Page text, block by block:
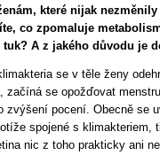
které nijak
co zpomaluje
A z jakého důvodu je
se v těle ženy
začíná se opožďovat
zvýšení pocení. Obecně se
spojené s klimakteriem,
nic z toho prakticky ani